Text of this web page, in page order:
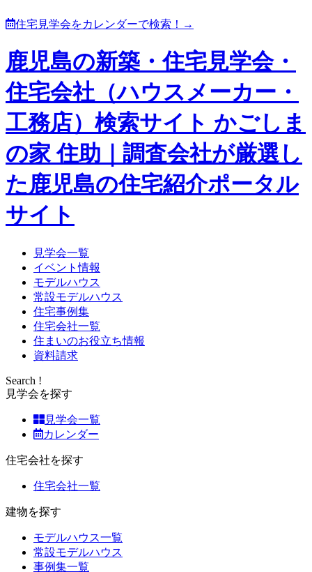
住宅見学会をカレンダーで検索！→
鹿児島の新築・住宅見学会・
住宅会社（ハウスメーカー・
工務店）検索サイト かごしま
の家 住助｜調査会社が厳選し
た鹿児島の住宅紹介ポータル
サイト
見学会一覧
イベント情報
モデルハウス
常設モデルハウス
住宅事例集
住宅会社一覧
住まいのお役立ち情報
資料請求
Search !
見学会を探す
見学会一覧
カレンダー
住宅会社を探す
住宅会社一覧
建物を探す
モデルハウス一覧
常設モデルハウス
事例集一覧